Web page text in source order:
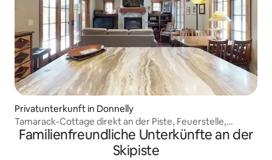
Privatunterkunft in Donnelly
Tamarack-Cottage direkt an der Piste, Feuerstelle,
Schlafplätze für 4
Familienfreundliche Unterkünfte an der
Skipiste